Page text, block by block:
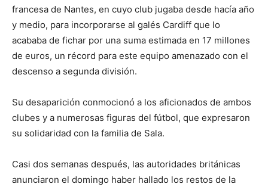
francesa de Nantes, en cuyo club jugaba desde hacía año
y medio, para incorporarse al galés Cardiff que lo
acababa de fichar por una suma estimada en 17 millones
de euros, un récord para este equipo amenazado con el
descenso a segunda división.
Su desaparición conmocionó a los aficionados de ambos
clubes y a numerosas figuras del fútbol, que expresaron
su solidaridad con la familia de Sala.
Casi dos semanas después, las autoridades británicas
anunciaron el domingo haber hallado los restos de la